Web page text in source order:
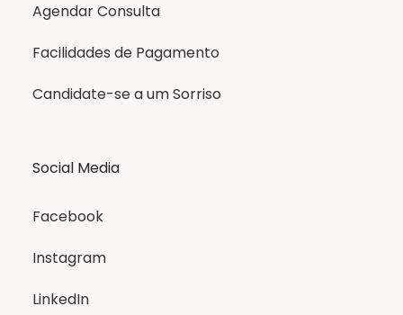
Agendar Consulta
Facilidades de Pagamento
Candidate-se a um Sorriso
Social Media
Facebook
Instagram
LinkedIn